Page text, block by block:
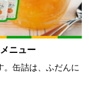
ニュー
。缶詰は、ふだんに